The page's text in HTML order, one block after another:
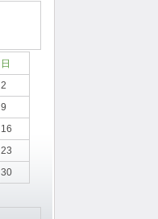
日
2
9
16
23
30